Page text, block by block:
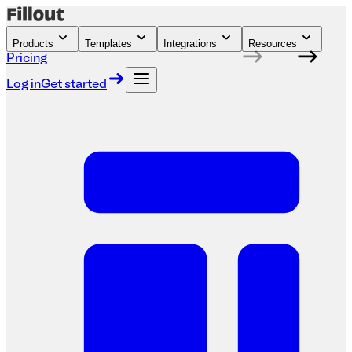
Products Templates Integrations Resources
Pricing
Log inGet started